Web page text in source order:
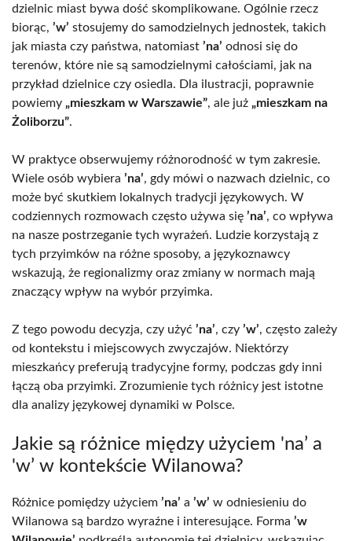
dzielnic miast bywa dość skomplikowane. Ogólnie rzecz
biorąc, ’w’ stosujemy do samodzielnych jednostek, takich
jak miasta czy państwa, natomiast ’na’ odnosi się do
terenów, które nie są samodzielnymi całościami, jak na
przykład dzielnice czy osiedla. Dla ilustracji, poprawnie
powiemy „mieszkam w Warszawie”, ale już „mieszkam na
Żoliborzu”.
W praktyce obserwujemy różnorodność w tym zakresie.
Wiele osób wybiera ’na’, gdy mówi o nazwach dzielnic, co
może być skutkiem lokalnych tradycji językowych. W
codziennych rozmowach często używa się ’na’, co wpływa
na nasze postrzeganie tych wyrażeń. Ludzie korzystają z
tych przyimków na różne sposoby, a językoznawcy
wskazują, że regionalizmy oraz zmiany w normach mają
znaczący wpływ na wybór przyimka.
Z tego powodu decyzja, czy użyć ’na’, czy ’w’, często zależy
od kontekstu i miejscowych zwyczajów. Niektórzy
mieszkańcy preferują tradycyjne formy, podczas gdy inni
łączą oba przyimki. Zrozumienie tych różnicy jest istotne
dla analizy językowej dynamiki w Polsce.
Jakie są różnice między użyciem 'na’ a
'w’ w kontekście Wilanowa?
Różnice pomiędzy użyciem ’na’ a ’w’ w odniesieniu do
Wilanowa są bardzo wyraźne i interesujące. Forma ’w